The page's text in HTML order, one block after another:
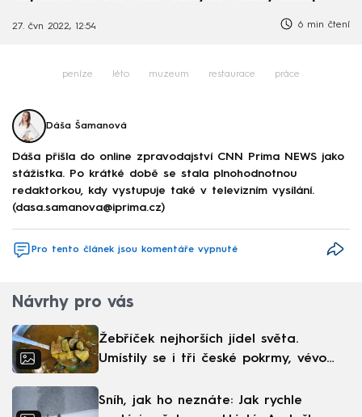
27. čvn 2022, 12:54 6 min čtení
peníze léto muzeum restaurace práce
Dáša Šamanová
Dáša přišla do online zpravodajství CNN Prima NEWS jako
stážistka. Po krátké době se stala plnohodnotnou
redaktorkou, kdy vystupuje také v televizním vysílání.
(dasa.samanova@iprima.cz)
Pro tento článek jsou komentáře vypnuté
Návrhy pro vás
Žebříček nejhorších jídel světa.
Umístily se i tři české pokrmy, vévodí
Sníh, jak ho neznáte: Jak rychle